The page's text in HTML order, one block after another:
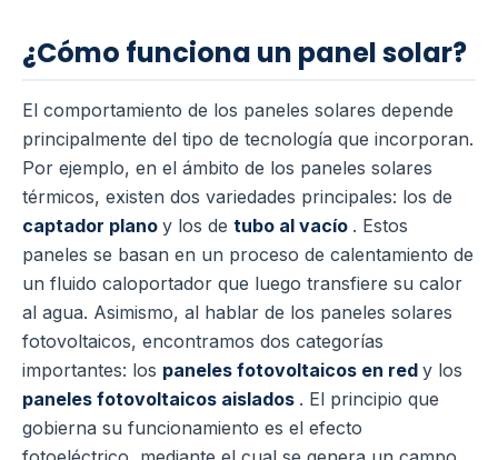
¿Cómo funciona un panel solar?
El comportamiento de los paneles solares depende
principalmente del tipo de tecnología que incorporan.
Por ejemplo, en el ámbito de los paneles solares
térmicos, existen dos variedades principales: los de
captador plano y los de tubo al vacío . Estos
paneles se basan en un proceso de calentamiento de
un fluido caloportador que luego transfiere su calor
al agua. Asimismo, al hablar de los paneles solares
fotovoltaicos, encontramos dos categorías
importantes: los paneles fotovoltaicos en red y los
paneles fotovoltaicos aislados . El principio que
gobierna su funcionamiento es el efecto